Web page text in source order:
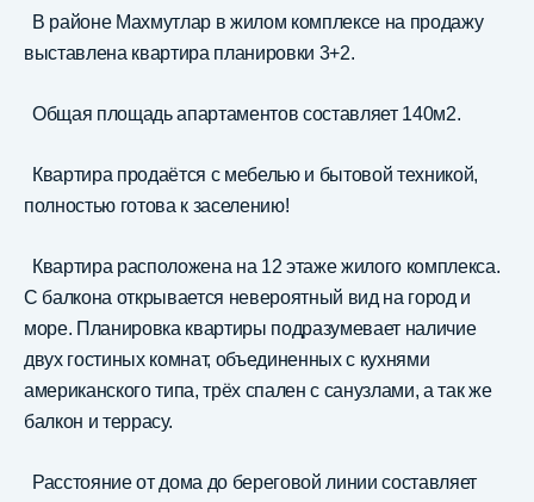
В районе Махмутлар в жилом комплексе на продажу
выставлена квартира планировки 3+2.
Общая площадь апартаментов составляет 140м2.
Квартира продаётся с мебелью и бытовой техникой,
полностью готова к заселению!
Квартира расположена на 12 этаже жилого комплекса.
С балкона открывается невероятный вид на город и
море. Планировка квартиры подразумевает наличие
двух гостиных комнат, объединенных с кухнями
американского типа, трёх спален с санузлами, а так же
балкон и террасу.
Расстояние от дома до береговой линии составляет